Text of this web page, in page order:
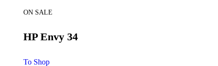
ON SALE
HP Envy 34
To Shop